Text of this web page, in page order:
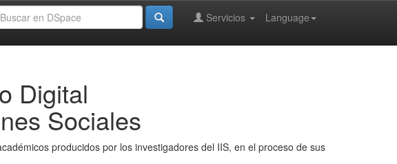
Language
Servicios
Digital
Sociales
producidos por los investigadores del IIS, en el proceso de sus